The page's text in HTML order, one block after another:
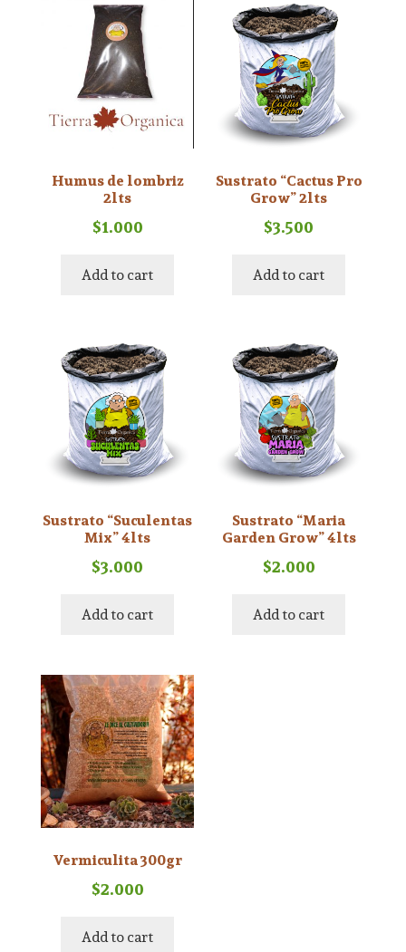
Humus de lombriz
2lts
$1.000
Add to cart
Sustrato “Cactus Pro
Grow” 2lts
$3.500
Add to cart
Sustrato “Suculentas
Mix” 4lts
$3.000
Add to cart
Sustrato “Maria
Garden Grow” 4lts
$2.000
Add to cart
Vermiculita 300gr
$2.000
Add to cart